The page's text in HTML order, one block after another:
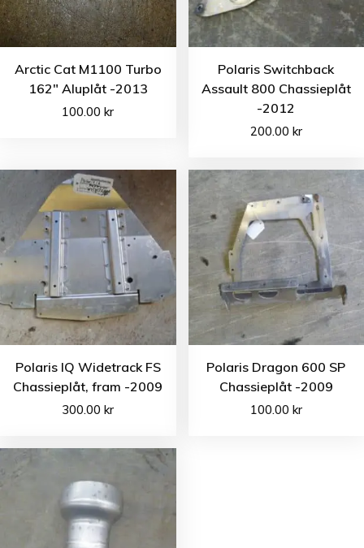
Arctic Cat M1100 Turbo
162″ Aluplåt -2013
100.00kr
Polaris Switchback
Assault 800 Chassieplåt
-2012
200.00 kr
Polaris IQ Widetrack FS
Chassieplåt, fram -2009
300.00kr
Polaris Dragon 600 SP
Chassieplåt -2009
100.00 kr